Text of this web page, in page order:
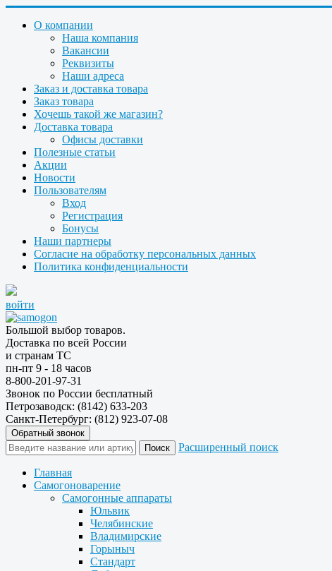
О компании
Наша компания
Вакансии
Реквизиты
Наши адреса
Заказ и доставка товара
Заказ товара
Хочешь такой же магазин?
Доставка товара
Офисы доставки
Полезные статьи
Акции
Новости
Пользователям
Вход
Регистрация
Бонусы
Наши партнеры
Согласие на обработку персональных данных
Политика конфиденциальности
войти
Большой выбор товаров.
Доставка по всей России
и странам ТС
пн-пт 9 - 18 часов
8-800-201-97-31
Звонок по России бесплатный
Петрозаводск: (8142) 633-203
Санкт-Петербург: (812) 923-07-08
Обратный звонок
Расширенный поиск
Главная
Самогоноварение
Самогонные аппараты
Юльвик
Челябинские
Владимирские
Горыныч
Стандарт